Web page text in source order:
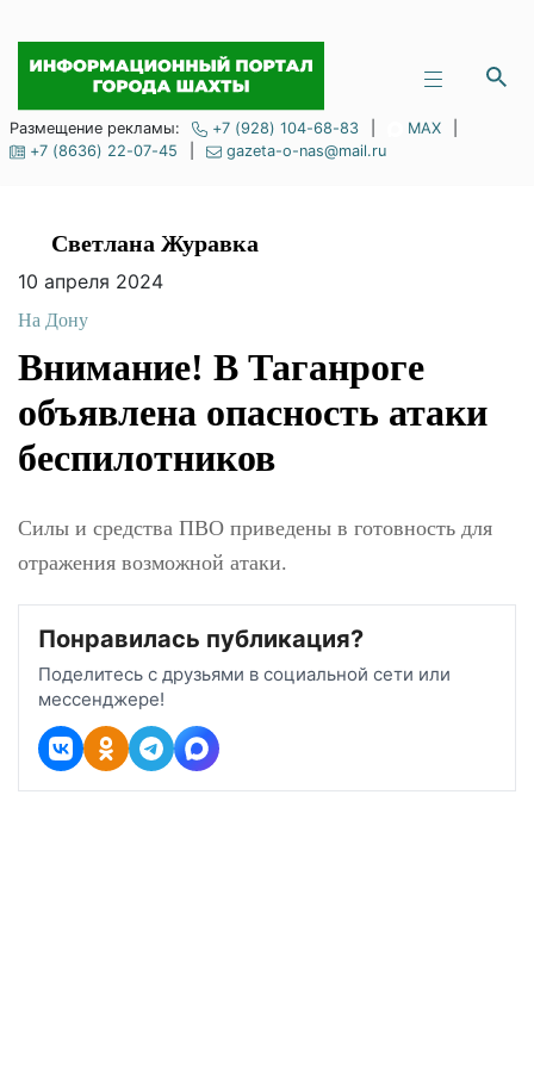
Размещение рекламы: +7 (928) 104-68-83 MAX
+7 (8636) 22-07-45
gazeta-o-nas@mail.ru
Светлана Журавка
10 апреля 2024
На Дону
Внимание! В
Таганроге объявлена
опасность атаки
Силы и средства ПВО приведены в
готовность для отражения возможной
атаки.
Понравилась публикация?
Поделитесь с друзьями в социальной сети или
мессенджере!